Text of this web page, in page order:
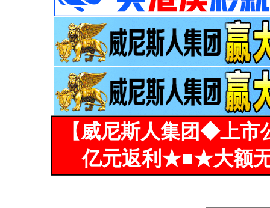
【威尼斯人集团◆上
亿元返利★■★大额